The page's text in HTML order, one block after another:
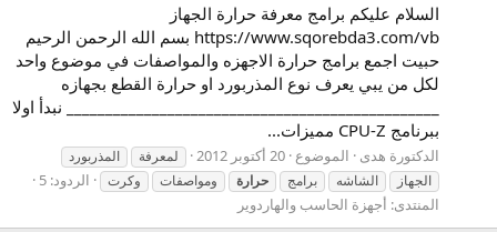
السلام عليكم برامج معرفة حرارة الجهاز
https://www.sqorebda3.com/vb بسم الله الرحمن الرحيم
حبيت اجمع برامج حرارة الاجهزه والمواصفات في موضوع واحد
لكل من يبي يعرف نوع المذربورد او حرارة القطع بجهازه
________________________________________________ نبدأ اولا
ببرنامج CPU-Z مميزات...
الدكتورة هدى الموضوع 20 أكتوبر 2012 لمعرفة
المذربورد
الجهاز
الشاشه برامج حرارة ومواصفات وكرت
الردود: 5
المنتدى: أجهزة الحاسب والهاردوير